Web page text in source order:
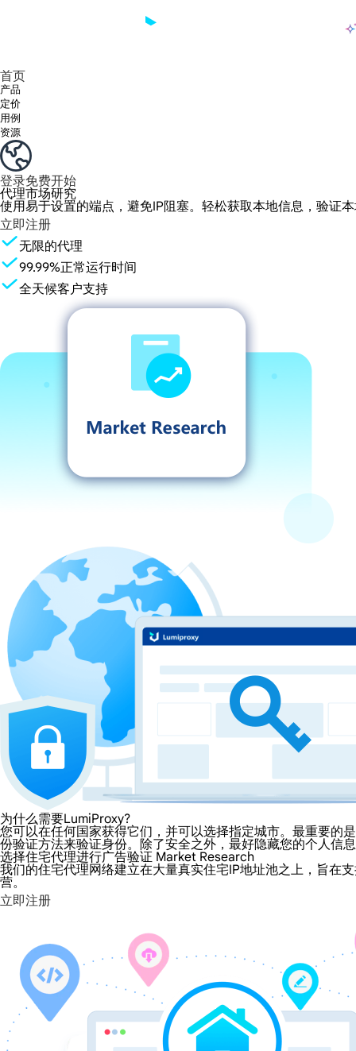
首页
产品
定价
用例
资源
登录免费开始
代理市场研究
使用易于设置的端点，避免IP阻塞。轻松获取本地信息，验证
立即注册
无限的代理
99.99%正常运行时间
全天候客户支持
为什么需要LumiProxy?
您可以在任何国家获得它们，并可以选择指定城市。最重要的
份验证方法来验证身份。除了安全之外，最好隐藏您的个人信
选择住宅代理进行广告验证 Market Research
我们的住宅代理网络建立在大量真实住宅IP地址池之上，旨在
营。
立即注册